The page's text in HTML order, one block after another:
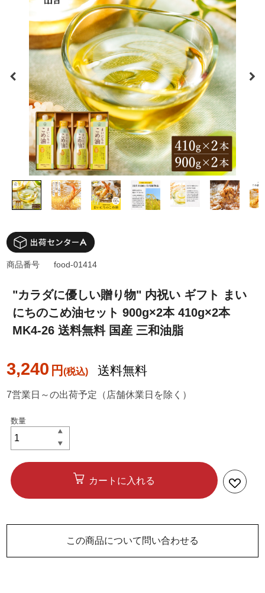
"カラダに優しい贈り物" 内祝い ギフト まい
にちのこめ油セット 900g×2本 410g×2本
MK4-26 送料無料 国産 三和油脂
3,240 円 送料無料
商品番号 food-01414
7営業日～の出荷予定（店舗休業日を除く）
カートに入れる
この商品について問い合わせる